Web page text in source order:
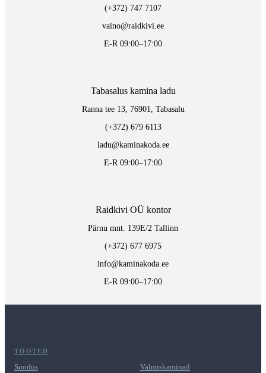
(+372) 747 7107
vaino@raidkivi.ee
E-R 09:00–17:00
Tabasalus kamina ladu
Ranna tee 13, 76901, Tabasalu
(+372) 679 6113
ladu@kaminakoda.ee
E-R 09:00–17:00
Raidkivi OÜ kontor
Pärnu mnt. 139E/2 Tallinn
(+372) 677 6975
info@kaminakoda.ee
E-R 09:00–17:00
TOOTED
Soodus
Valmiskaminad